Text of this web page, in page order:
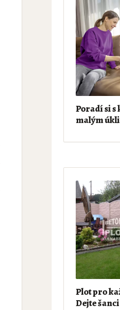
Poradí si s
malým
Plot pro
Dejte